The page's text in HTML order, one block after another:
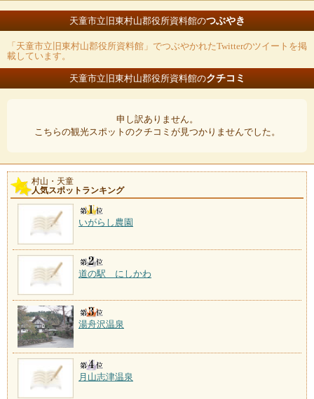
天童市立旧東村山郡役所資料館のつぶやき
「天童市立旧東村山郡役所資料館」でつぶやかれたTwitterのツイートを掲
載しています。
天童市立旧東村山郡役所資料館のクチコミ
申し訳ありません。
こちらの観光スポットのクチコミが見つかりませんでした。
村山・天童
人気スポットランキング
いがらし農園
道の駅 にしかわ
湯舟沢温泉
月山志津温泉